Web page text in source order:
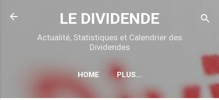
Accéder au contenu principal
LE DIVIDENDE
Actualité, Statistiques et Calendrier des
Dividendes
HOME PLUS…
CALENDRIER DÉTACHEMENTS